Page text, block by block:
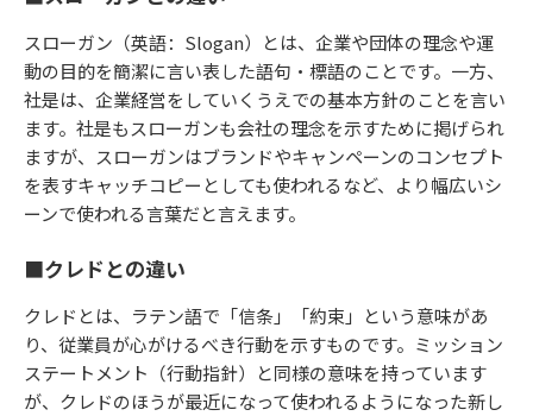
スローガン（英語：Slogan）とは、企業や団体の理念や運
動の目的を簡潔に言い表した語句・標語のことです。一方、
社是は、企業経営をしていくうえでの基本方針のことを言い
ます。社是もスローガンも会社の理念を示すために掲げられ
ますが、スローガンはブランドやキャンペーンのコンセプト
を表すキャッチコピーとしても使われるなど、より幅広いシ
ーンで使われる言葉だと言えます。
■クレドとの違い
クレドとは、ラテン語で「信条」「約束」という意味があ
り、従業員が心がけるべき行動を示すものです。ミッション
ステートメント（行動指針）と同様の意味を持っています
が、クレドのほうが最近になって使われるようになった新し